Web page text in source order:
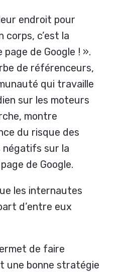
endroit pour
corps, c’est la
page de Google ! ».
de référenceurs,
qui travaille
sur les moteurs
montre
du risque des
sur la
de Google.
les internautes
d’entre eux
de faire
une bonne stratégie